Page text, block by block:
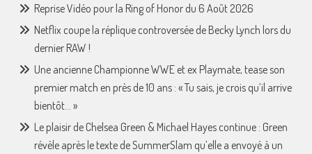
Reprise Vidéo pour la Ring of Honor du 6 Août 2026
Netflix coupe la réplique controversée de Becky Lynch lors du
dernier RAW !
Une ancienne Championne WWE et ex Playmate, tease son
premier match en près de 10 ans : « Tu sais, je crois qu’il arrive
bientôt… »
Le plaisir de Chelsea Green & Michael Hayes continue : Green
révèle après le texte de SummerSlam qu’elle a envoyé à un